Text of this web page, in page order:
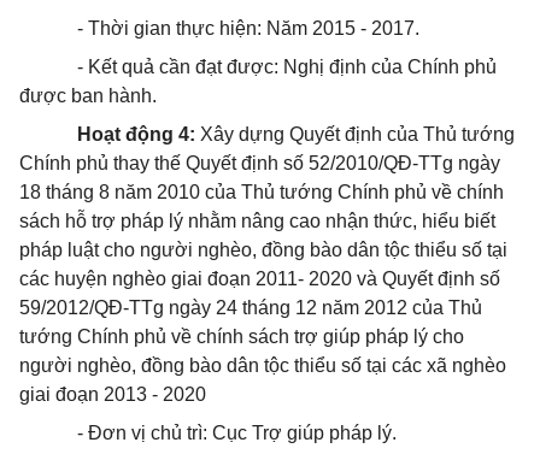
- Thời gian thực hiện: Năm 2015 - 2017.
- Kết quả cần đạt được: Nghị định của Chính phủ
được ban hành.
Hoạt động 4: Xây dựng Quyết định của Thủ tướng
Chính phủ thay thế Quyết định số 52/2010/QĐ-TTg ngày
18 tháng 8 năm 2010 của Thủ tướng Chính phủ về chính
sách hỗ trợ pháp lý nhằm nâng cao nhận thức, hiểu biết
pháp luật cho người nghèo, đồng bào dân tộc thiểu số tại
các huyện nghèo giai đoạn 2011- 2020 và Quyết định số
59/2012/QĐ-TTg ngày 24 tháng 12 năm 2012 của Thủ
tướng Chính phủ về chính sách trợ giúp pháp lý cho
người nghèo, đồng bào dân tộc thiểu số tại các xã nghèo
giai đoạn 2013 - 2020
- Đơn vị chủ trì: Cục Trợ giúp pháp lý.